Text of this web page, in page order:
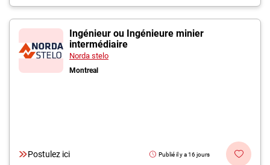
Ingénieur ou Ingénieure minier
intermédiaire
Norda stelo
Montreal
Postulez ici Publié il y a 16 jours